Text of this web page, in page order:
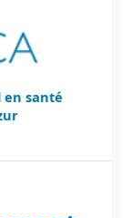
en santé